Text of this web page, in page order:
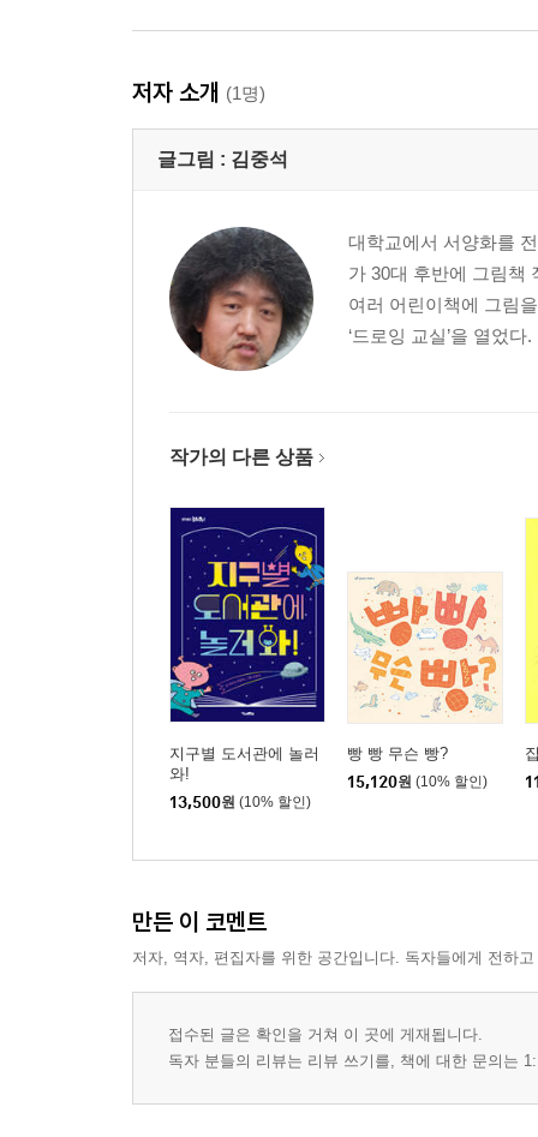
저자 소개 (1명)
글그림 : 김중석
대학교에서 서양화를
가 30대 후반에 그림책
여러 어린이책에 그림
‘드로잉 교실’을 열었
작가의 다른 상품
지구별 도서관에 놀러
와!
13,500원 (10% 할인)
빵 빵 무슨 빵?
15,120원 (10% 할인)
만든 이 코멘트
저자, 역자, 편집자를 위한 공간입니다. 독자들에게 전하
접수된 글은 확인을 거쳐 이 곳에 게재됩니다.
독자 분들의 리뷰는 리뷰 쓰기를, 책에 대한 문의는